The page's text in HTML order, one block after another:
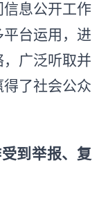
息公开工作
台运用，进
广泛听取并
了社会公众
到举报、复